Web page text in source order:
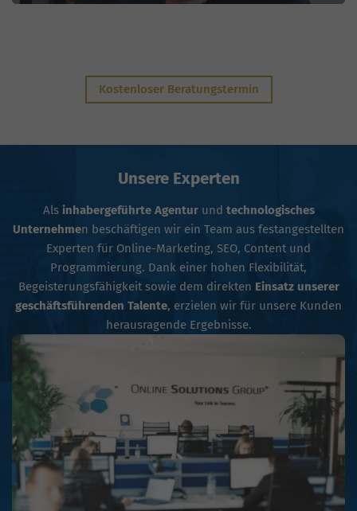
Kostenloser Beratungstermin
Unsere Experten
Alsinhabergeführte Agenturund technologisches
Unternehmen beschäftigen wir ein Team aus festangestellten
Experten für Online-Marketing, SEO, Content und
Programmierung. Dank einer hohen Flexibilität,
Begeisterungsfähigkeit sowie dem direkten Einsatz unserer
geschäftsführenden Talente, erzielen wir für unsere Kunden
herausragende Ergebnisse.